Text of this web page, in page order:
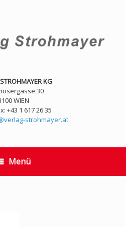
KG
30
WIEN
+43 1 617 26 35
strohmayer.at
Menü